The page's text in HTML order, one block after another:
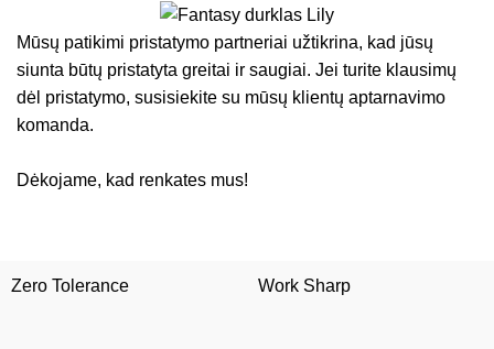
Mūsų patikimi pristatymo partneriai užtikrina, kad jūsų
siunta būtų pristatyta greitai ir saugiai. Jei turite klausimų
dėl pristatymo, susisiekite su mūsų klientų aptarnavimo
komanda.
Dėkojame, kad renkates mus!
Zero Tolerance Work Sharp